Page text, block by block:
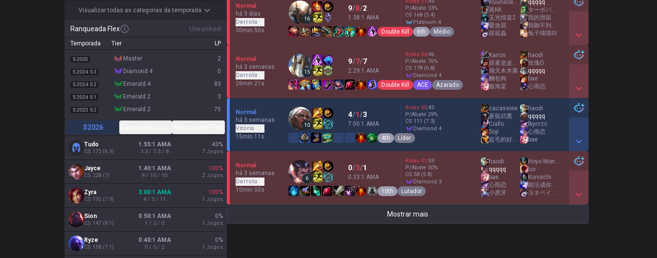
Visualizar todas as categorias da temporada
Ranqueada Flex Unranked
Temporada Tier LP
S2025 master 2
S2024 S3 diamond 4 0
S2024 S2 emerald 4 83
S2024 S1 emerald 2 3
S2023 S2 emerald 2 75
S2026
Tudo
CS 172(6.3)
1.55:1 AMA
3.3 / 7.3 / 8
43%
7 Jogos
Jayce
CS 228 (7)
1.40:1 AMA
4 / 10 / 10
100%
2 Jogos
Zyra
CS 192(7.9)
3.00:1 AMA
4 / 5 / 11
100%
1 Jogos
Sion
CS 147 (8.1)
0.50:1 AMA
1 / 2 / 0
0%
1 Jogos
Ryze
CS 158 (7.1)
0.40:1 AMA
0 / 5 / 2
0%
1 Jogos
Normal
há 3 dias
Derrota
30min 50s
16
9/8/2
1.38:1 AMA
P/Abate 33%
CS 168 (5.4)
platinum 4
Double Kill 6th Médio
KGunaSeason
黃KK
玉光煌裳2
愛放屁
跟屁蟲
qqqqq
ターボババア
我的滑鼠有自己的想法
我聽不到你再說一次
兔子喵喵叫
Show More Detail Games
Normal
há 3 semanas
Derrota
26min 21s
15
9/7/7
2.29:1 AMA
Rotas 54:46
P/Abate 76%
CS 178 (6.8)
diamond 4
Double Kill ACE Azarado
Kairos
跟著老皮一起嗨
飛天木木梟
麵包狗
馥海棠
haodi
玫瑰Ö
qqqqq
bae
心雨恋
Show More Detail Games
Normal
há 3 semanas
Vitória
15min 11s
10
4/1/3
7.00:1 AMA
Rotas 55:45
P/Abate 29%
CS 111 (7.3)
diamond 4
4th Líder
cacassiee
蒼龍武鷹
Ciallo
Soji
提毛的好夥伴提菇
haodi
qqqqq
lkynrzc
心雨恋
bae
Show More Detail Games
Normal
há 3 semanas
Derrota
10min 00s
6
0/3/1
0.33:1 AMA
Rotas 41 :59
P/Abate 50%
CS 58 (5.8)
diamond 3
10th Lutador
haodi
qqqqq
bae
心雨恋
小虎牙
Hoyo Monterrey
luv
Kunoichi
願活成你的願
ヨネベイビー
Show More Detail Games
Mostrar mais